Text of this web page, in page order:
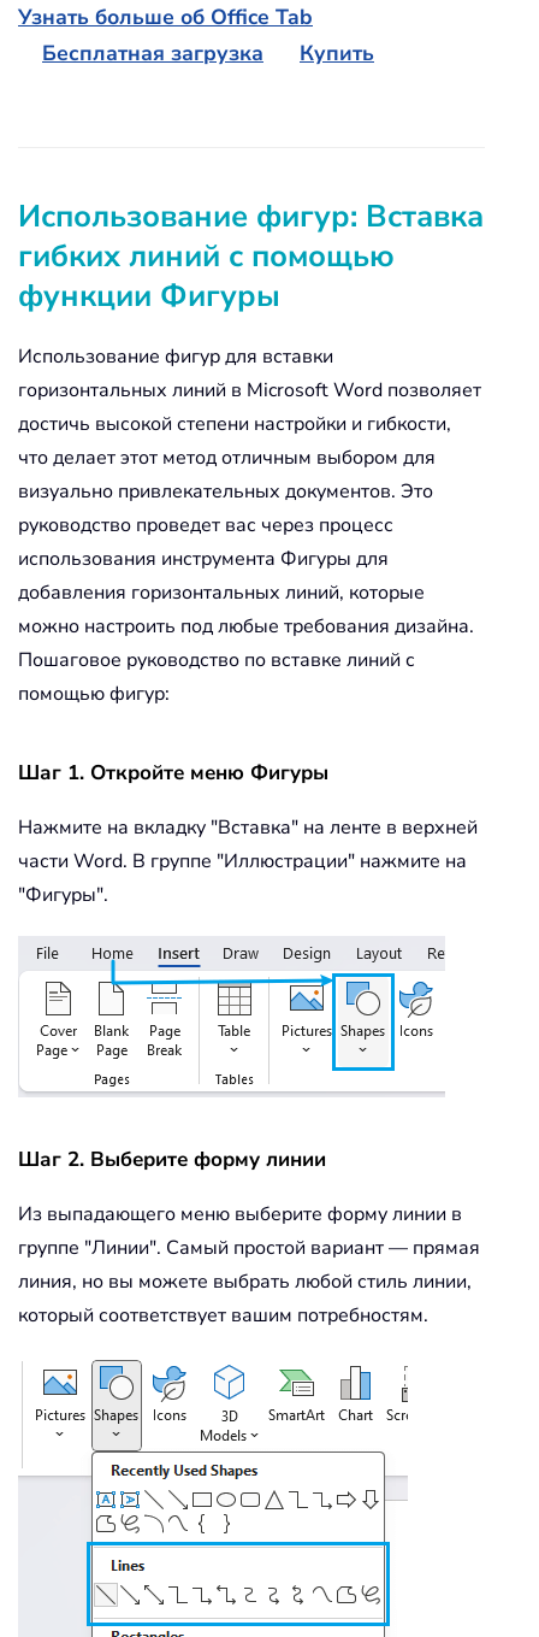
Узнать больше об Office Tab
Бесплатная загрузка
Купить
Использование фигур: Вставка
гибких линий с помощью
функции Фигуры
Использование фигур для вставки
горизонтальных линий в Microsoft Word позволяет
достичь высокой степени настройки и гибкости,
что делает этот метод отличным выбором для
визуально привлекательных документов. Это
руководство проведет вас через процесс
использования инструмента Фигуры для
добавления горизонтальных линий, которые
можно настроить под любые требования дизайна.
Пошаговое руководство по вставке линий с
помощью фигур:
Шаг 1. Откройте меню Фигуры
Нажмите на вкладку "Вставка" на ленте в верхней
части Word. В группе "Иллюстрации" нажмите на
"Фигуры".
Шаг 2. Выберите форму линии
Из выпадающего меню выберите форму линии в
группе "Линии". Самый простой вариант — прямая
линия, но вы можете выбрать любой стиль линии,
который соответствует вашим потребностям.